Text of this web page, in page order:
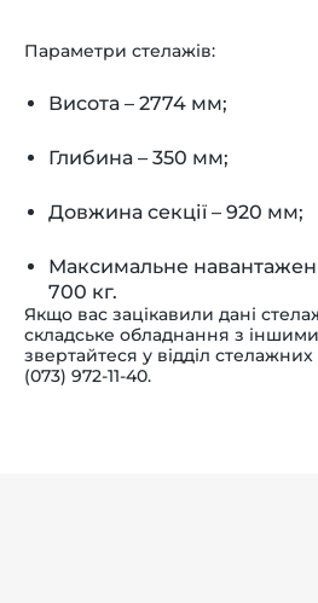
Параметри стелажів:
Висота – 2774 мм;
Глибина – 350 мм;
Довжина секції – 920 мм;
Максимальне
700 кг.
Якщо вас зацікавили дані
складське обладнання з
звертайтеся у відділ
(073) 972-11-40.